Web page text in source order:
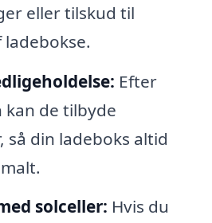
eller tilskud til
Efter
de tilbyde
så din ladeboks altid
solceller: Hvis du